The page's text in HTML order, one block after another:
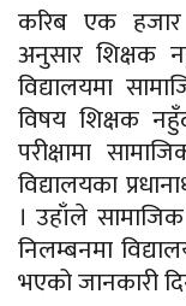
करिब एक हजार
अनुसार शिक्षक
विद्यालयमा
विषय शिक्षक
परीक्षामा
विद्यालयका
। उहाँले
निलम्बनमा
भएको जानकारी